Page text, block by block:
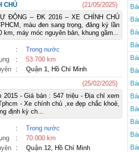
CHỦ
(21/05/2025)
ĐỘNG – ĐK 2016 – XE CHÍNH CHỦ
màu đen sang trọng, đăng ký lần
km, máy móc nguyên bản, khung gầm...
:
Trong nước
:
53.700 km
: Quận 1, Hồ Chí Minh
(25/02/2025)
2015 - Giá bán : 547 triệu - Địa chỉ xem
- Xe chính chủ ,xe đẹp chắc khoẻ,
định kỳ ch...
:
Trong nước
:
70.000 km
: Quận 12, Hồ Chí Minh